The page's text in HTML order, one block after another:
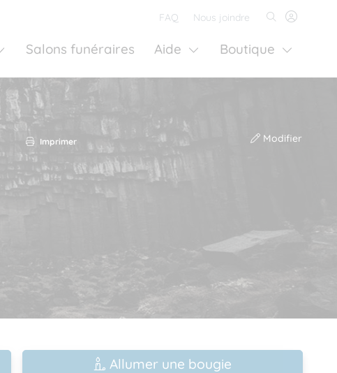
FAQ Nous joindre
Salons funéraires Aide Boutique
Imprimer Modifier
Allumer une bougie